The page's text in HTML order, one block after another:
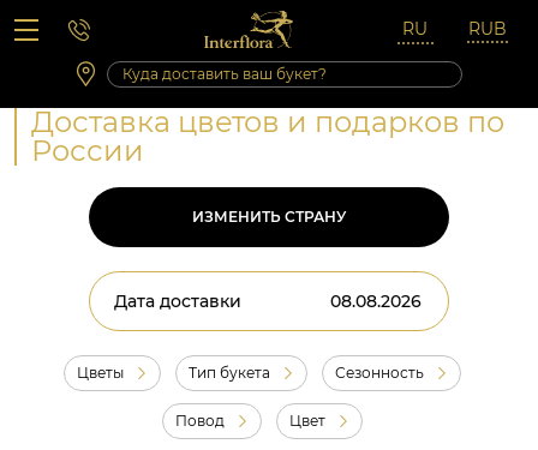
Вопросы-ответы
Сб 10:00 ‐ 14:00
Выходные и праздничные дни
Доставка цветов и подарков по
России
ИЗМЕНИТЬ СТРАНУ
Дата доставки
Цветы Тип букета Сезонность
Повод Цвет